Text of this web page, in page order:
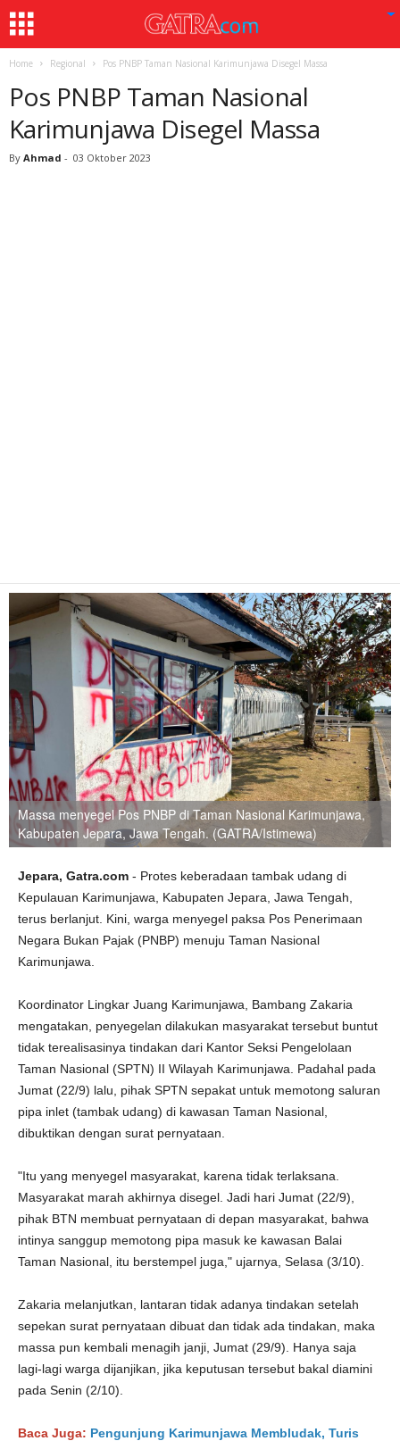
Home Regional Pos PNBP Taman Nasional Karimunjawa Disegel Massa
Pos PNBP Taman Nasional
Karimunjawa Disegel Massa
By Ahmad - 03 Oktober 2023
Massa menyegel Pos PNBP di Taman Nasional Karimunjawa,
Kabupaten Jepara, Jawa Tengah. (GATRA/Istimewa)
Jepara, Gatra.com - Protes keberadaan tambak udang di
Kepulauan Karimunjawa, Kabupaten Jepara, Jawa Tengah,
terus berlanjut. Kini, warga menyegel paksa Pos Penerimaan
Negara Bukan Pajak (PNBP) menuju Taman Nasional
Karimunjawa.
Koordinator Lingkar Juang Karimunjawa, Bambang Zakaria
mengatakan, penyegelan dilakukan masyarakat tersebut buntut
tidak terealisasinya tindakan dari Kantor Seksi Pengelolaan
Taman Nasional (SPTN) II Wilayah Karimunjawa. Padahal pada
Jumat (22/9) lalu, pihak SPTN sepakat untuk memotong saluran
pipa inlet (tambak udang) di kawasan Taman Nasional,
dibuktikan dengan surat pernyataan.
"Itu yang menyegel masyarakat, karena tidak terlaksana.
Masyarakat marah akhirnya disegel. Jadi hari Jumat (22/9),
pihak BTN membuat pernyataan di depan masyarakat, bahwa
intinya sanggup memotong pipa masuk ke kawasan Balai
Taman Nasional, itu berstempel juga," ujarnya, Selasa (3/10).
Zakaria melanjutkan, lantaran tidak adanya tindakan setelah
sepekan surat pernyataan dibuat dan tidak ada tindakan, maka
massa pun kembali menagih janji, Jumat (29/9). Hanya saja
lagi-lagi warga dijanjikan, jika keputusan tersebut bakal diamini
pada Senin (2/10).
Baca Juga: Pengunjung Karimunjawa Membludak, Turis